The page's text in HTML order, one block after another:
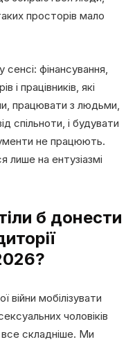
просторів мало
фінансування,
і працівників, які
працювати з людьми,
спільноти, і будувати
не працюють.
на ентузіазмі
б донести
мобілізувати
чоловіків
все складніше. Ми